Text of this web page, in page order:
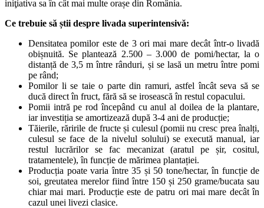
iniţiativa sa în cât mai multe orașe din România.
Ce trebuie să știi despre livada superintensivă:
Densitatea pomilor este de 3 ori mai mare decât într-o livadă
obișnuită. Se plantează 2.500 – 3.000 de pomi/hectar, la o
distanță de 3,5 m între rânduri, și se lasă un metru între pomi
pe rând;
Pomilor li se taie o parte din ramuri, astfel încât seva să se
ducă direct în fruct, fără să se irosească în restul copacului.
Pomii intră pe rod începând cu anul al doilea de la plantare,
iar investiția se amortizează după 3-4 ani de producție;
Tăierile, răririle de fructe și culesul (pomii nu cresc prea înalți,
culesul se face de la nivelul solului) se execută manual, iar
restul lucrărilor se fac mecanizat (aratul pe șir, cositul,
tratamentele), în funcție de mărimea plantației.
Producția poate varia între 35 și 50 tone/hectar, în funcție de
soi, greutatea merelor fiind între 150 și 250 grame/bucata sau
chiar mai mari. Producție este de patru ori mai mare decât în
cazul unei livezi clasice.